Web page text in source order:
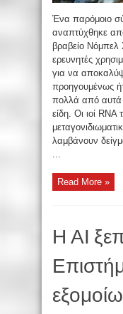
Ένα παρόμοιο
αναπτύχθηκε
βραβείο Νόμπελ
ερευνητές
για να
προηγουμένως
πολλά από αυτά
είδη. Οι ιοί
λαμβάνουν
Read More »
Η ΑΙ